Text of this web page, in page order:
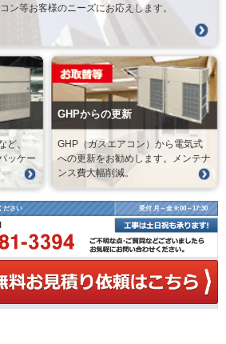
ン等お客様のニーズにお応えします。
ど、
ッケー
GHPからの更新
GHP（ガスエアコン）から電気式
への更新をお勧めします。メンテナ
ンス費大幅削減。
ださい 受付 月～金 9:00～17:30